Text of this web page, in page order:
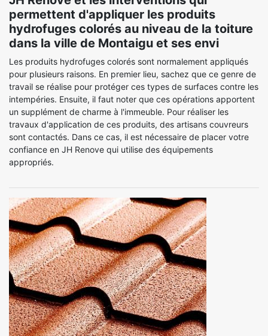
permettent d'appliquer les produits
hydrofuges colorés au niveau de la toiture
dans la ville de Montaigu et ses envi
Les produits hydrofuges colorés sont normalement appliqués
pour plusieurs raisons. En premier lieu, sachez que ce genre de
travail se réalise pour protéger ces types de surfaces contre les
intempéries. Ensuite, il faut noter que ces opérations apportent
un supplément de charme à l'immeuble. Pour réaliser les
travaux d'application de ces produits, des artisans couvreurs
sont contactés. Dans ce cas, il est nécessaire de placer votre
confiance en JH Renove qui utilise des équipements
appropriés.